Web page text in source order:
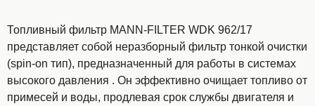
Топливный фильтр MANN-FILTER WDK 962/17
представляет собой неразборный фильтр тонкой очистки
(spin-on тип), предназначенный для работы в системах
высокого давления . Он эффективно очищает топливо от
примесей и воды, продлевая срок службы двигателя и